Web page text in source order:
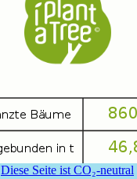
Diese Seite ist CO₂-neutral